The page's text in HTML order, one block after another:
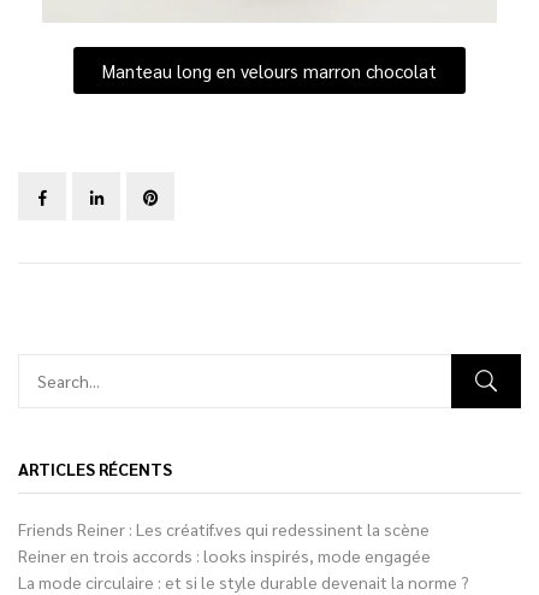
ARTICLES RÉCENTS
Friends Reiner : Les créatif.ves qui redessinent la scène
Reiner en trois accords : looks inspirés, mode engagée
La mode circulaire : et si le style durable devenait la norme ?
Manteau long en velours marron chocolat